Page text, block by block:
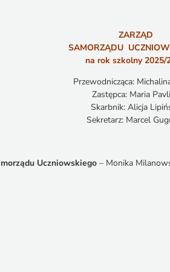
ZARZĄD
SAMORZĄDU
na rok szkolny 2025/
Przewodnicząca:
Zastępca: Maria
Skarbnik: Alicja
Sekretarz: Marcel
Uczniowskiego– Monika